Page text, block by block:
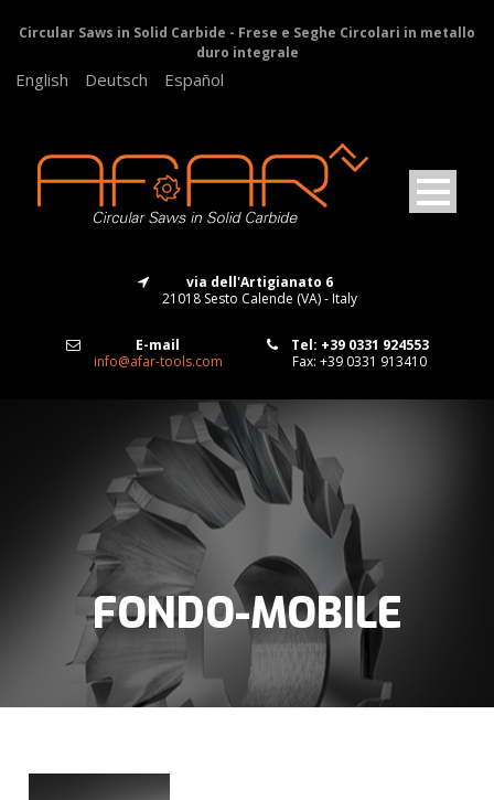
Circular Saws in Solid Carbide - Frese e Seghe Circolari in metallo
duro integrale
English Deutsch Español
via dell'Artigianato 6
21018 Sesto Calende (VA) - Italy
E-mail
info@afar-tools.com
Tel: +39 0331 924553
Fax: +39 0331 913410
FONDO-MOBILE